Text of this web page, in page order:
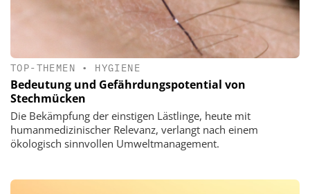
TOP-THEMEN • HYGIENE
Bedeutung und Gefährdungspotential von
Stechmücken
Die Bekämpfung der einstigen Lästlinge, heute mit
humanmedizinischer Relevanz, verlangt nach einem
ökologisch sinnvollen Umweltmanagement.